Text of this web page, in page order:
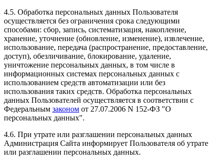
4.5. Обработка персональных данных Пользователя
осуществляется без ограничения срока следующими
способами: сбор, запись, систематизация, накопление,
хранение, уточнение (обновление, изменение), извлечение,
использование, передача (распространение, предоставление,
доступ), обезличивание, блокирование, удаление,
уничтожение персональных данных, в том числе в
информационных системах персональных данных с
использованием средств автоматизации или без
использования таких средств. Обработка персональных
данных Пользователей осуществляется в соответствии с
Федеральным законом от 27.07.2006 N 152-ФЗ "О
персональных данных".
4.6. При утрате или разглашении персональных данных
Администрация Сайта информирует Пользователя об утрате
или разглашении персональных данных.